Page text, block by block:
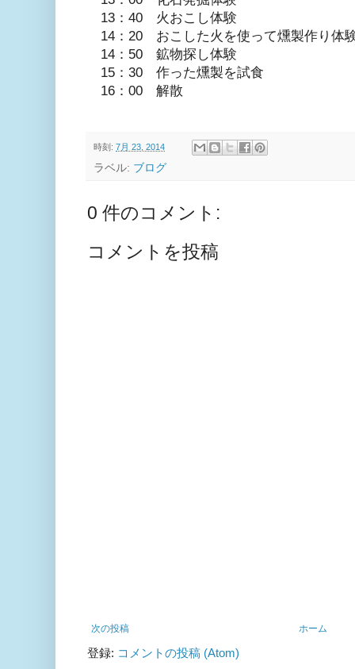
13：40 火おこし体験
14：20 おこした火を使って燻製作り体
14：50 鉱物探し体験
15：30 作った燻製を試食
16：00 解散
時刻: 7月 23, 2014
ラベル: ブログ
0 件のコメント:
コメントを投稿
次の投稿 ホーム
登録: コメントの投稿 (Atom)